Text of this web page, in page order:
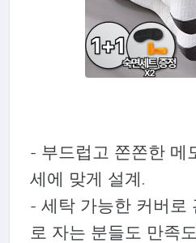
- 부드럽고 쫀쫀한 메
세에 맞게 설계.
- 세탁 가능한 커버로
로 자는 분들도 만족